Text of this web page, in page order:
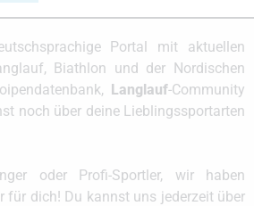
Portal mit aktuellen
Biathlon und der Nordischen
Langlauf-Community
noch über deine Lieblingssportarten
oder Profi-Sportler, wir haben
für dich! Du kannst uns jederzeit über